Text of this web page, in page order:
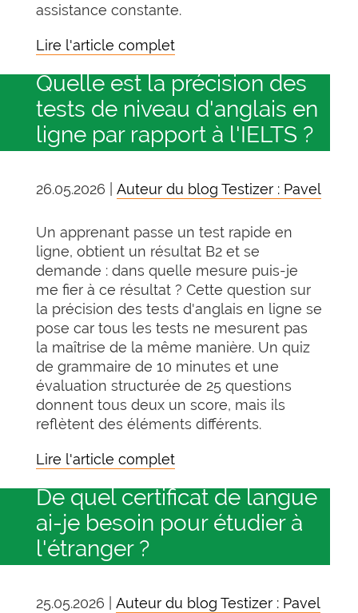
assistance constante.
Lire l'article complet
Quelle est la précision des
tests de niveau d'anglais en
ligne par rapport à l'IELTS ?
26.05.2026 | Auteur du blog Testizer : Pavel
Un apprenant passe un test rapide en
ligne, obtient un résultat B2 et se
demande : dans quelle mesure puis-je
me fier à ce résultat ? Cette question sur
la précision des tests d'anglais en ligne se
pose car tous les tests ne mesurent pas
la maîtrise de la même manière. Un quiz
de grammaire de 10 minutes et une
évaluation structurée de 25 questions
donnent tous deux un score, mais ils
reflètent des éléments différents.
Lire l'article complet
De quel certificat de langue
ai-je besoin pour étudier à
l'étranger ?
25.05.2026 | Auteur du blog Testizer : Pavel